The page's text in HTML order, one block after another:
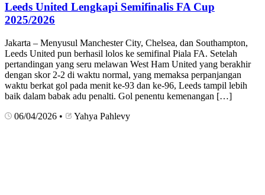
Leeds United Lengkapi Semifinalis FA Cup
2025/2026
Jakarta – Menyusul Manchester City, Chelsea, dan Southampton,
Leeds United pun berhasil lolos ke semifinal Piala FA. Setelah
pertandingan yang seru melawan West Ham United yang berakhir
dengan skor 2-2 di waktu normal, yang memaksa perpanjangan
waktu berkat gol pada menit ke-93 dan ke-96, Leeds tampil lebih
baik dalam babak adu penalti. Gol penentu kemenangan […]
06/04/2026 • Yahya Pahlevy